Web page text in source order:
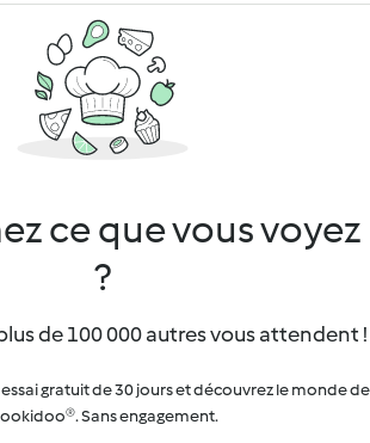
ce que vous voyez
?
de 100 000 autres vous attendent !
gratuit de 30 jours et découvrez le monde de
Sans engagement.